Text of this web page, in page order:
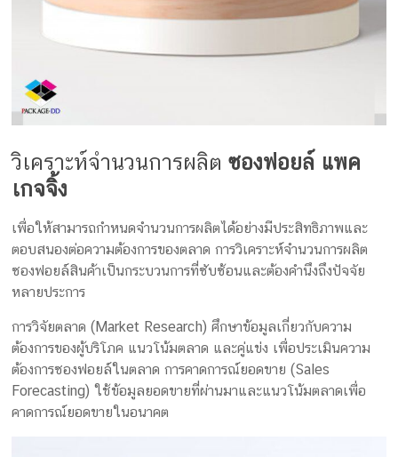
วิเคราะห์จำนวนการผลิตซองฟอยล์ แพค
เกจจิ้ง
เพื่อให้สามารถกำหนดจำนวนการผลิตได้อย่างมีประสิทธิภาพและ
ตอบสนองต่อความต้องการของตลาด การวิเคราะห์จำนวนการผลิต
ซองฟอยล์สินค้าเป็นกระบวนการที่ซับซ้อนและต้องคำนึงถึงปัจจัย
หลายประการ
การวิจัยตลาด (Market Research) ศึกษาข้อมูลเกี่ยวกับความ
ต้องการของผู้บริโภค แนวโน้มตลาด และคู่แข่ง เพื่อประเมินความ
ต้องการซองฟอยล์ในตลาด การคาดการณ์ยอดขาย (Sales
Forecasting) ใช้ข้อมูลยอดขายที่ผ่านมาและแนวโน้มตลาดเพื่อ
คาดการณ์ยอดขายในอนาคต